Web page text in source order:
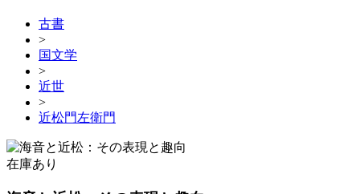
古書
>
国文学
>
近世
>
近松門左衛門
在庫あり